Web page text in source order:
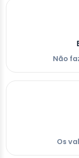
Não
Os